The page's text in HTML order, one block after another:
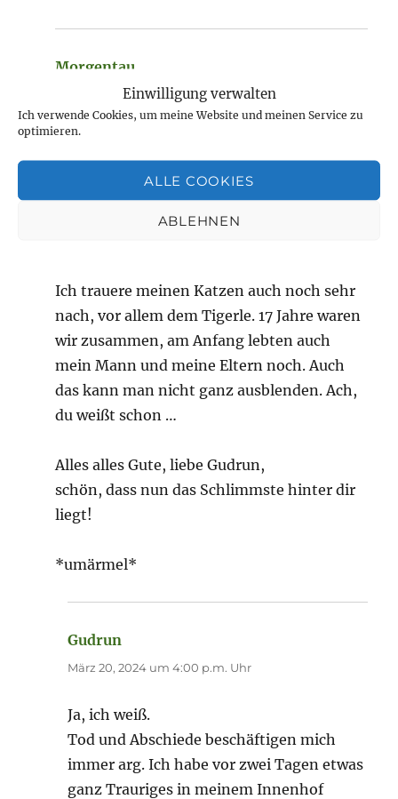
Einwilligung verwalten
Ich verwende Cookies, um meine Website und meinen Service zu
optimieren.
ALLE COOKIES
ABLEHNEN
Morgentau
März 20, 2024 um 1:04 p.m. Uhr
Liebe Gudrun, ich freue mich sehr, lesen zu
können, dass erstmal alles gut ist, auch
wenn der Heilungsprozess natürlich nicht
ohne Schmerzen geht. Aber du weißt, dass
Ich trauere meinen Katzen auch noch sehr
nach, vor allem dem Tigerle. 17 Jahre waren
wir zusammen, am Anfang lebten auch
mein Mann und meine Eltern noch. Auch
das kann man nicht ganz ausblenden. Ach,
du weißt schon …
Alles alles Gute, liebe Gudrun,
schön, dass nun das Schlimmste hinter dir
liegt!
*umärmel*
Gudrun
März 20, 2024 um 4:00 p.m. Uhr
Ja, ich weiß.
Tod und Abschiede beschäftigen mich
immer arg. Ich habe vor zwei Tagen etwas
ganz Trauriges in meinem Innenhof